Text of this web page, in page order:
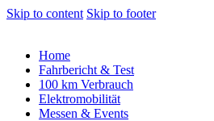
Skip to content Skip to footer
Home
Fahrbericht & Test
100 km Verbrauch
Elektromobilität
Messen & Events